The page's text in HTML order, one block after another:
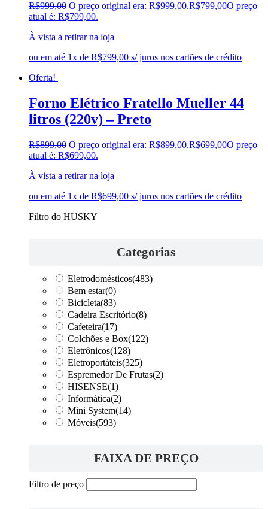
R$999,00 O preço original era: R$999,00.R$799,00O preço
atual é: R$799,00.
À vista a retirar na loja
ou em até 1x de R$799,00 s/ juros nos cartões de crédito
Oferta!
Forno Elétrico Fratello Mueller 44
litros (220v) – Preto
R$899,00 O preço original era: R$899,00.R$699,00O preço
atual é: R$699,00.
À vista a retirar na loja
ou em até 1x de R$699,00 s/ juros nos cartões de crédito
Filtro do HUSKY
Categorias
Eletrodomésticos(483)
Bem estar(0)
Bicicleta(83)
Cadeira Escritório(8)
Cafeteira(17)
Colchões e Box(122)
Eletrônicos(128)
Eletroportáteis(325)
Espremedor De Frutas(2)
HISENSE(1)
Informática(2)
Mini System(14)
Móveis(593)
FAIXA DE PREÇO
Filtro de preço